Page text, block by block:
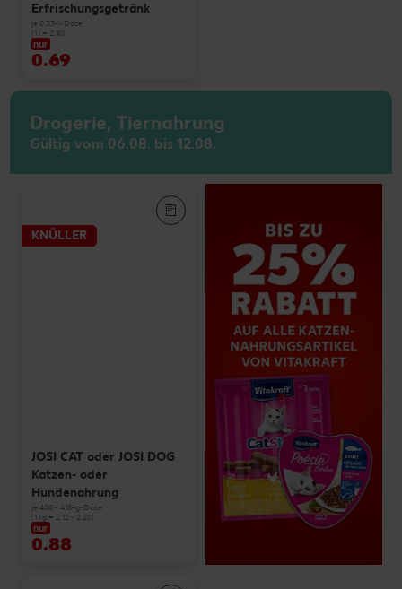
Erfrischungsgetränk
je 0,33-l-Dose
(1 l = 2.10)
nur
0.69
Drogerie, Tiernahrung
Gültig vom 06.08. bis 12.08.
KNÜLLER
JOSI CAT oder JOSI DOG
Katzen- oder
Hundenahrung
je 400 - 415-g-Dose
(1 kg = 2.12 - 2.20)
nur
0.88